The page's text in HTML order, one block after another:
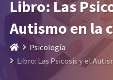
Libro: Las
Autismo en la
Psicología
Libro: Las Psicosis y el